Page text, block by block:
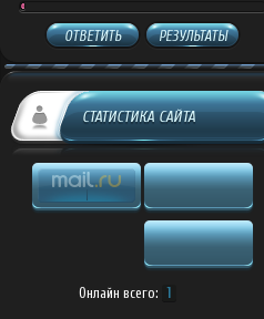
ОТВЕТИТЬ РЕЗУЛЬТАТЫ
СТАТИСТИКА САЙТА
Онлайн всего: 1